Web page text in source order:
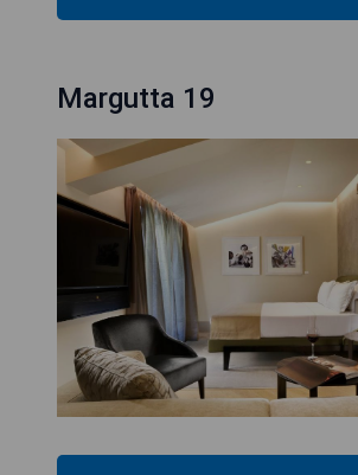
Margutta 19